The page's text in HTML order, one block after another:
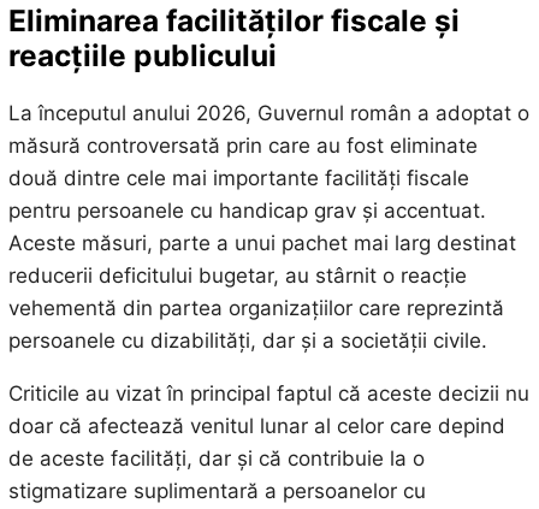
Eliminarea facilităților fiscale și
reacțiile publicului
La începutul anului 2026, Guvernul român a adoptat o
măsură controversată prin care au fost eliminate
două dintre cele mai importante facilități fiscale
pentru persoanele cu handicap grav și accentuat.
Aceste măsuri, parte a unui pachet mai larg destinat
reducerii deficitului bugetar, au stârnit o reacție
vehementă din partea organizațiilor care reprezintă
persoanele cu dizabilități, dar și a societății civile.
Criticile au vizat în principal faptul că aceste decizii nu
doar că afectează venitul lunar al celor care depind
de aceste facilități, dar și că contribuie la o
stigmatizare suplimentară a persoanelor cu